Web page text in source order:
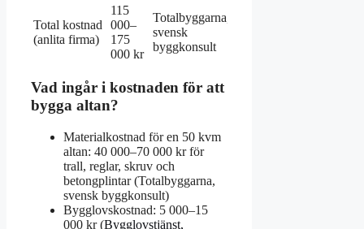
Total kostnad
(anlita firma)
115
000–
175
000 kr
Totalbyggarna,
svensk
byggkonsult
Vad ingår i kostnaden för att
bygga altan?
Materialkostnad för en 50 kvm
altan: 40 000–70 000 kr för
trall, reglar, skruv och
betongplintar (Totalbyggarna,
svensk byggkonsult)
Bygglovskostnad: 5 000–15
000 kr (Bygglovstjänst,